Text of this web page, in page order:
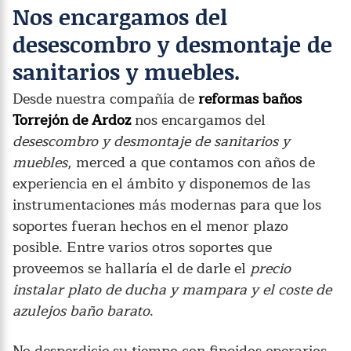
Nos encargamos del
desescombro y desmontaje de
sanitarios y muebles.
Desde nuestra compañía dereformas baños
Torrejón de Ardoznos encargamos del
desescombro y desmontaje de sanitarios y
muebles, merced a que contamos con años de
experiencia en el ámbito y disponemos de las
instrumentaciones más modernas para que los
soportes fueran hechos en el menor plazo
posible. Entre varios otros soportes que
proveemos se hallaría el de darle el precio
instalar plato de duchay mampara y el coste de
azulejos baño barato.